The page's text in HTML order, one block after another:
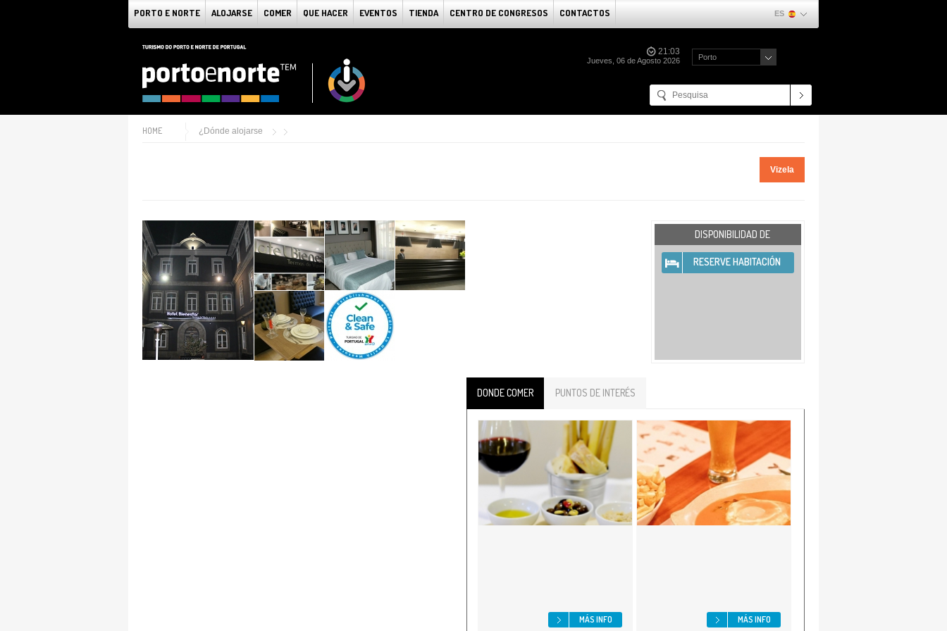
PORTO E NORTE ALOJARSE COMER QUE HACER EVENTOS TIENDA CENTRO DE CONGRESOS CONTACTOS ES
21:03
Jueves, 06 de Agosto 2026 Porto
HOME ¿Dónde alojarse
Vizela
DISPONIBILIDAD DE
RESERVE HABITACIÓN
DONDE COMER PUNTOS DE INTERÉS
MÁS INFO MÁS INFO